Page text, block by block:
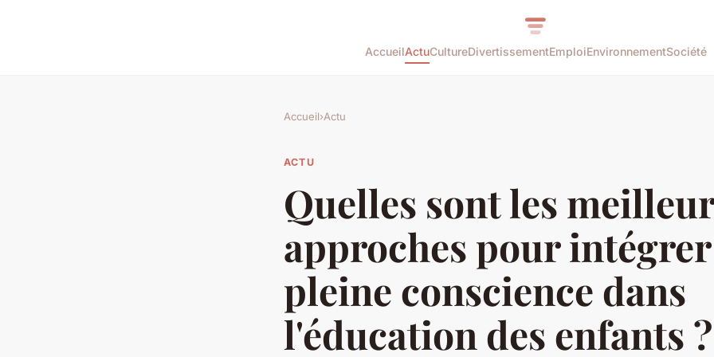
AccueilActuCultureDivertissementEmploiEnvironnementSociété
Accueil›Actu
ACTU
Quelles sont les
approches pour
pleine conscience dans
l'éducation des enfants ?